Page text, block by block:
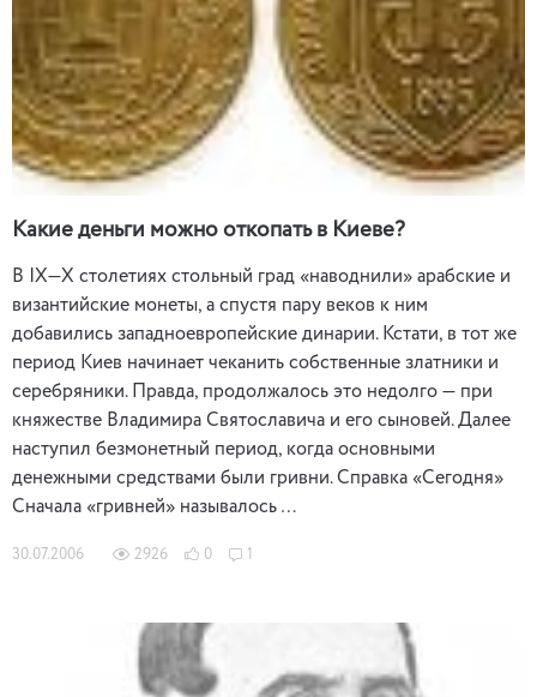
Какие деньги можно откопать в Киеве?
В IХ—Х столетиях стольный град «наводнили» арабские и
византийские монеты, а спустя пару веков к ним
добавились западноевропейские динарии. Кстати, в тот же
период Киев начинает чеканить собственные златники и
серебряники. Правда, продолжалось это недолго — при
княжестве Владимира Святославича и его сыновей. Далее
наступил безмонетный период, когда основными
денежными средствами были гривни. Справка «Сегодня»
Сначала «гривней» называлось …
30.07.2006 2926 0